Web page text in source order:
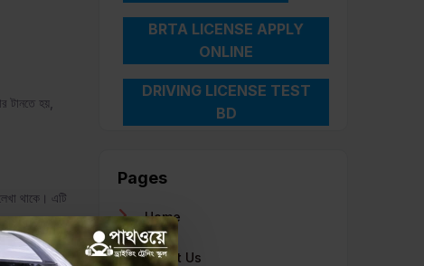
টানতে হয়,
থাকে। এটি
BRTA LICENSE APPLY
ONLINE
DRIVING LICENSE TEST
BD
Pages
Home
About Us